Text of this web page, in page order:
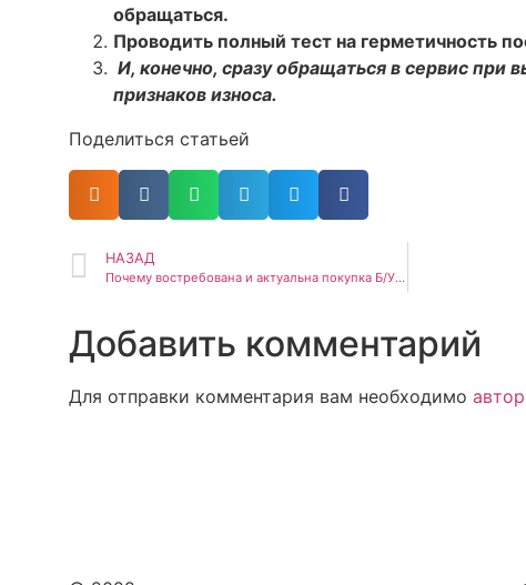
обращаться.
Проводить полный тест на герметичность
И, конечно, сразу обращаться в сервис при
признаков износа.
Поделиться статьей
НАЗАД
Почему востребована и актуальна покупка Б/У оборудования?
Добавить комментарий
Для отправки комментария вам необходимо